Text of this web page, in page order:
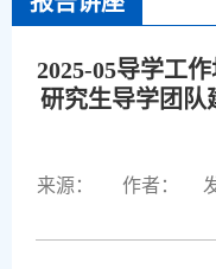
2025-05导学工
研究生导学团队
来源： 作者：